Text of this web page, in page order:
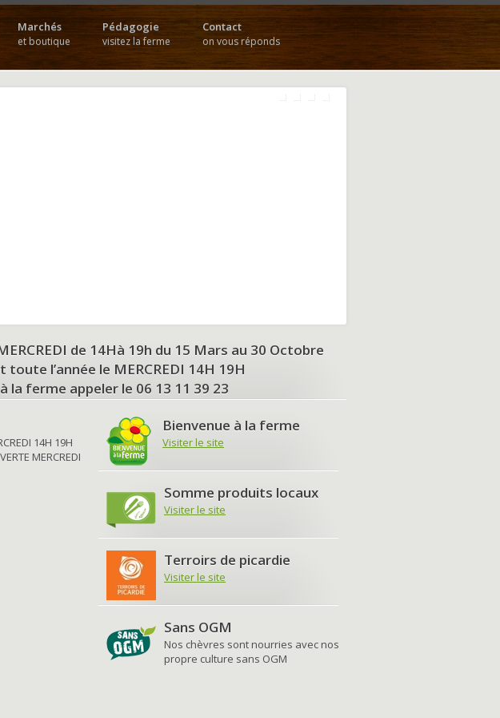
Marchés
et boutique
Pédagogie
visitez la ferme
Contact
on vous réponds
de 14Hà 19h du 15 Mars au 30 Octobre
l’année le MERCREDI 14H 19H
la ferme appeler le 06 13 11 39 23
14H 19H
MERCREDI
Bienvenue à la ferme
Visiter le site
Somme produits locaux
Visiter le site
Terroirs de picardie
Visiter le site
Sans OGM
Nos chèvres sont nourries avec nos
propre culture sans OGM